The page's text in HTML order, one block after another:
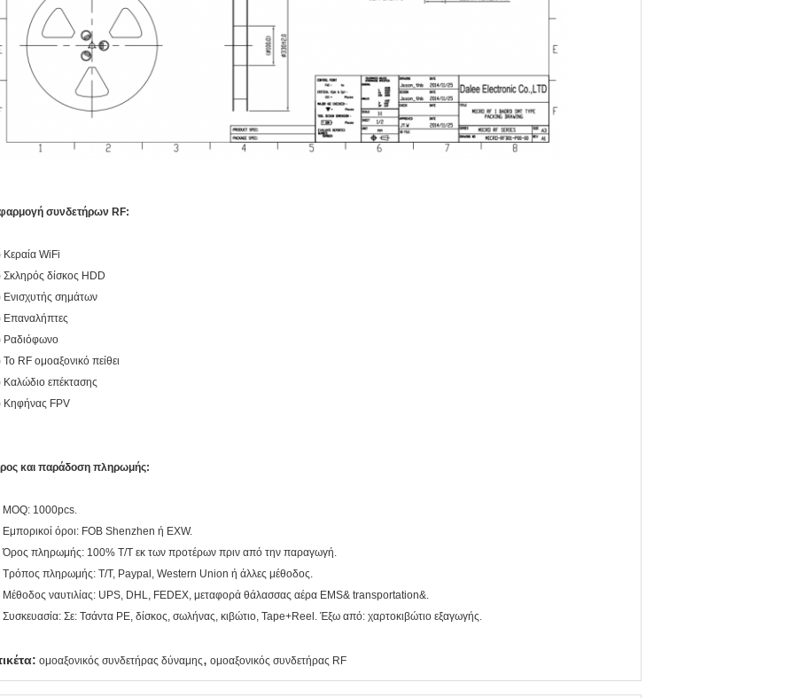
συνδετήρων RF:
Κεραία WiFi
Σκληρός δίσκος HDD
Ενισχυτής σημάτων
Επαναλήπτες
Ραδιόφωνο
Το RF ομοαξονικό πείθει
Καλώδιο επέκτασης
Κηφήνας FPV
και παράδοση πληρωμής:
MOQ: 1000pcs.
Εμπορικοί όροι: FOB Shenzhen ή EXW.
Όρος πληρωμής: 100% T/T εκ των προτέρων πριν από την παραγωγή.
Τρόπος πληρωμής: T/T, Paypal, Western Union ή άλλες μέθοδος.
Μέθοδος ναυτιλίας: UPS, DHL, FEDEX, μεταφορά θάλασσας αέρα EMS& transportation&.
Συσκευασία: Σε: Τσάντα PE, δίσκος, σωλήνας, κιβώτιο, Tape+Reel. Έξω από: χαρτοκιβώτιο εξαγωγής.
ομοαξονικός συνδετήρας δύναμης, ομοαξονικός συνδετήρας RF